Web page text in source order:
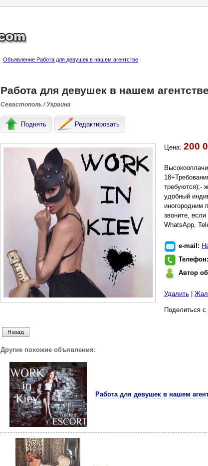
Объявление Работа для девушек в нашем агентстве
Работа для девушек в нашем агентстве
Севастополь / Украина
Поднять Редактировать
Цена: 200
требуются);-
удобный
иногородним
звоните,
WhatsApp,
e-mail:
Телефон:
Автор
Удалить
Поделиться
Другие похожие объявления:
Работа для девушек в нашем